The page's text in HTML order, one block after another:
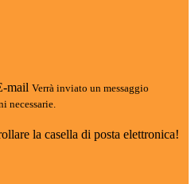
mail Verrà inviato un messaggio
necessarie.
la casella di posta elettronica!